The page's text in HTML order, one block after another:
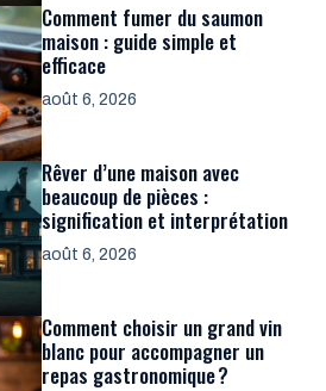
Comment fumer du saumon
maison : guide simple et
efficace
août 6, 2026
Rêver d’une maison avec
beaucoup de pièces :
signification et interprétation
août 6, 2026
Comment choisir un grand vin
blanc pour accompagner un
repas gastronomique ?